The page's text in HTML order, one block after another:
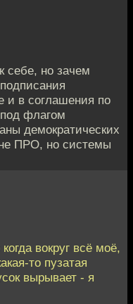
себе, но зачем
и в соглашения по
флагом
демократических
ПРО, но системы
вокруг всё моё,
то пузатая
вырывает - я